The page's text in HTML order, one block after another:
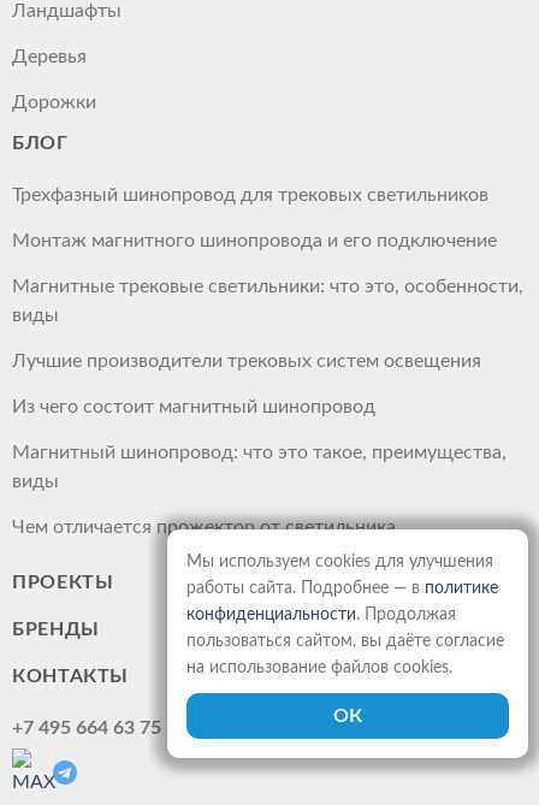
Ландшафты
Деревья
Дорожки
БЛОГ
Трехфазный шинопровод для трековых светильников
Монтаж магнитного шинопровода и его подключение
Магнитные трековые светильники: что это, особенности,
виды
Лучшие производители трековых систем освещения
Из чего состоит магнитный шинопровод
Магнитный шинопровод: что это такое, преимущества,
виды
Чем отличается прожектор от светильника
ПРОЕКТЫ
БРЕНДЫ
КОНТАКТЫ
+7 495 664 63 75
Мы используем cookies для улучшения
работы сайта. Подробнее — в политике
конфиденциальности. Продолжая
пользоваться сайтом, вы даёте согласие
на использование файлов cookies.